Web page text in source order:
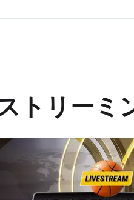
トリーミ